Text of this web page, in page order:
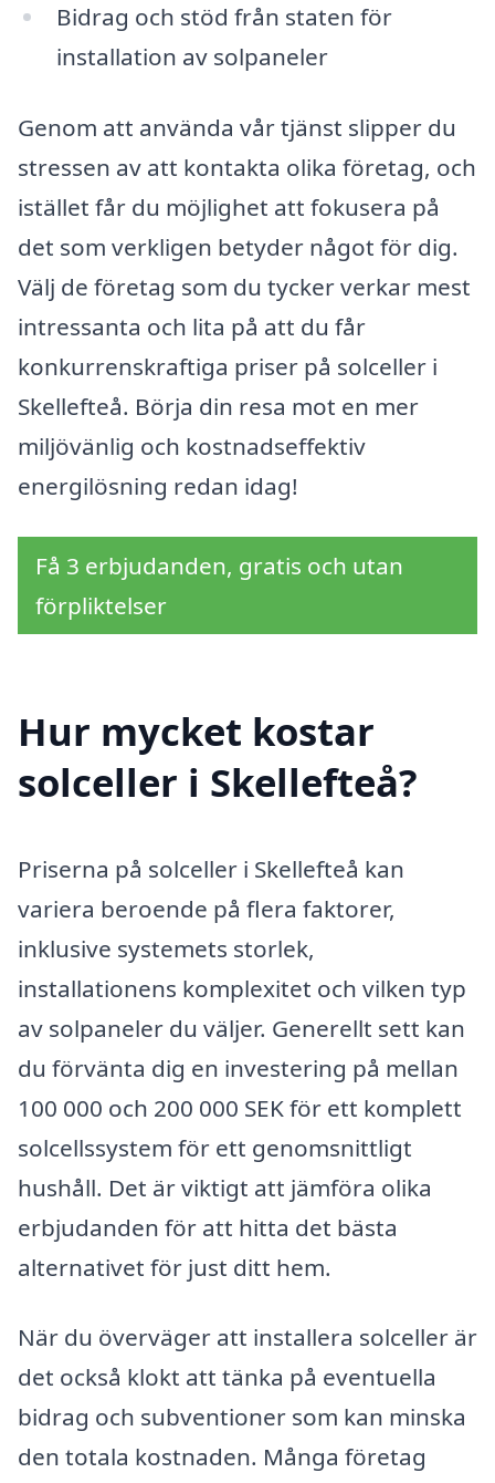
Bidrag och stöd från staten för
installation av solpaneler
Genom att använda vår tjänst slipper du
stressen av att kontakta olika företag, och
istället får du möjlighet att fokusera på
det som verkligen betyder något för dig.
Välj de företag som du tycker verkar mest
intressanta och lita på att du får
konkurrenskraftiga priser på solceller i
Skellefteå. Börja din resa mot en mer
miljövänlig och kostnadseffektiv
energilösning redan idag!
Få 3 erbjudanden, gratis och utan
förpliktelser
Hur mycket kostar
solceller i Skellefteå?
Priserna på solceller i Skellefteå kan
variera beroende på flera faktorer,
inklusive systemets storlek,
installationens komplexitet och vilken typ
av solpaneler du väljer. Generellt sett kan
du förvänta dig en investering på mellan
100 000 och 200 000 SEK för ett komplett
solcellssystem för ett genomsnittligt
hushåll. Det är viktigt att jämföra olika
erbjudanden för att hitta det bästa
alternativet för just ditt hem.
När du överväger att installera solceller är
det också klokt att tänka på eventuella
bidrag och subventioner som kan minska
den totala kostnaden. Många företag